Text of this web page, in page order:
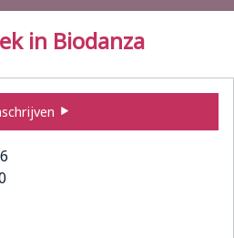
in Biodanza